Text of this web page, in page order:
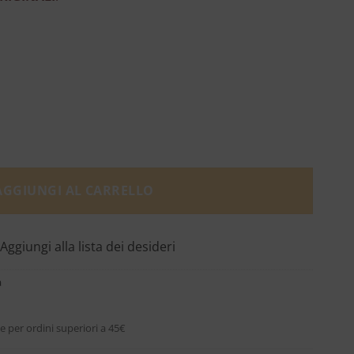
quantità
AL CARRELLO
Aggiungi alla lista dei desideri
per ordini superiori a 45€